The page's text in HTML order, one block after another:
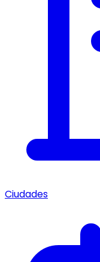
Ciudades